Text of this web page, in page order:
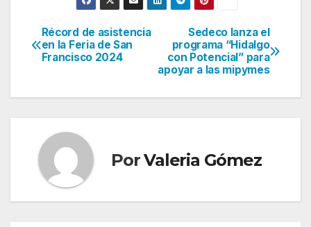
Navegación
de
entradas
Sedeco lanza el
programa “Hidalgo
con Potencial” para
apoyar a las mipymes
Récord de asistencia
en la Feria de San
Francisco 2024
PorValeria Gómez